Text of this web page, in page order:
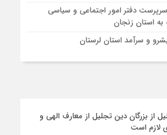
دفتر امور اجتماعی و سیاسی
استان زنجان
و سرآمد استان لرستان
از بزرگان دین تجلیل از معارف الهی و
لازم است